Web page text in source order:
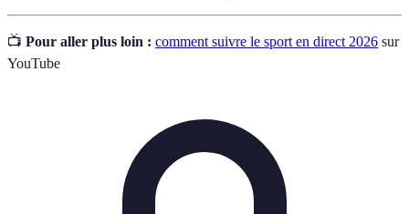
📺 Pour aller plus loin : comment suivre le sport en direct 2026 sur
YouTube